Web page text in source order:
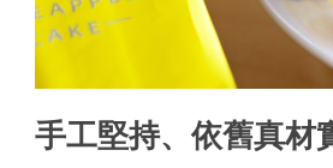
手工堅持、依舊真材